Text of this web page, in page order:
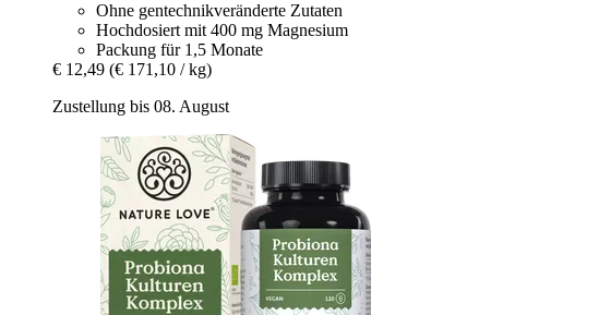
Ohne gentechnikveränderte Zutaten
Hochdosiert mit 400 mg Magnesium
Packung für 1,5 Monate
€ 12,49 (€ 171,10 / kg)
Zustellung bis 08. August